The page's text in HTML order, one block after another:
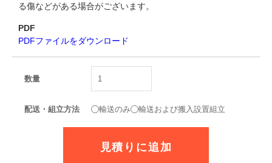
る傷などがある場合がございます。
PDF
PDFファイルをダウンロード
数量
配送・組立方法 輸送のみ 輸送および搬入設置組立